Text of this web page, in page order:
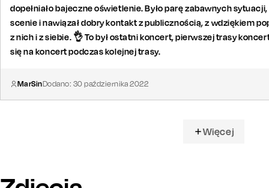
dopełniało bajeczne oświetlenie. Było parę zabawnych
scenie i nawiązał dobry kontakt z publicznością, z wdziękiem
z nich i z siebie. 👌 To był ostatni koncert, pierwszej trasy
się na koncert podczas kolejnej trasy.
MarSinDodano: 30 października 2022
Więcej